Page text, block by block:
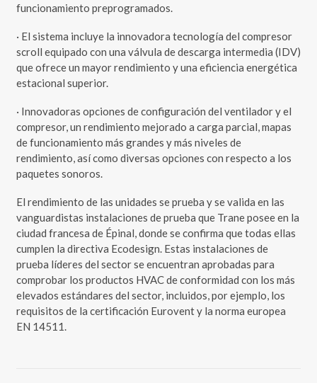
funcionamiento preprogramados.
· El sistema incluye la innovadora tecnología del compresor
scroll equipado con una válvula de descarga intermedia (IDV)
que ofrece un mayor rendimiento y una eficiencia energética
estacional superior.
· Innovadoras opciones de configuración del ventilador y el
compresor, un rendimiento mejorado a carga parcial, mapas
de funcionamiento más grandes y más niveles de
rendimiento, así como diversas opciones con respecto a los
paquetes sonoros.
El rendimiento de las unidades se prueba y se valida en las
vanguardistas instalaciones de prueba que Trane posee en la
ciudad francesa de Épinal, donde se confirma que todas ellas
cumplen la directiva Ecodesign. Estas instalaciones de
prueba líderes del sector se encuentran aprobadas para
comprobar los productos HVAC de conformidad con los más
elevados estándares del sector, incluidos, por ejemplo, los
requisitos de la certificación Eurovent y la norma europea
EN 14511.